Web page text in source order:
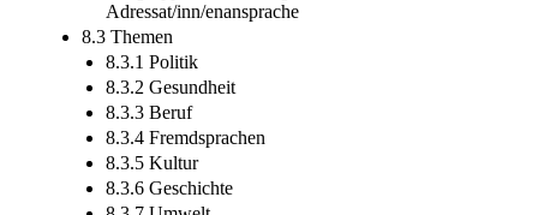
Adressat/inn/enansprache
8.3 Themen
8.3.1 Politik
8.3.2 Gesundheit
8.3.3 Beruf
8.3.4 Fremdsprachen
8.3.5 Kultur
8.3.6 Geschichte